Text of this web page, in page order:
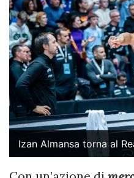
Izan Almansa torna al